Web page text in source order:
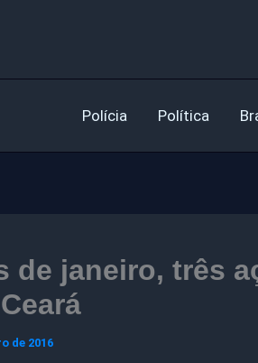
Polícia Política
de janeiro, três
de 2016